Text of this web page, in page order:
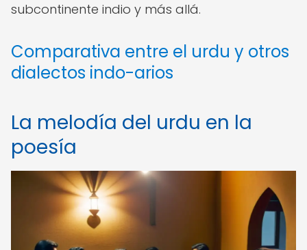
subcontinente indio y más allá.
Comparativa entre el urdu y otros
dialectos indo-arios
La melodía del urdu en la
poesía